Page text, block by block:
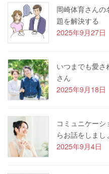
岡崎体育さん
題を解決する
2025年9月27日
いつまでも愛
さん
2025年9月18日
コミュニケー
らお話をしまし
2025年9月4日